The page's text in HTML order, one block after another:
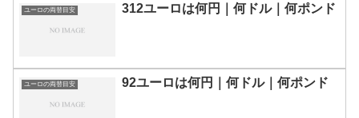
ユーロの両替目安 312ユーロは何円｜何ドル｜何ポンド
ユーロの両替目安 92ユーロは何円｜何ドル｜何ポンド